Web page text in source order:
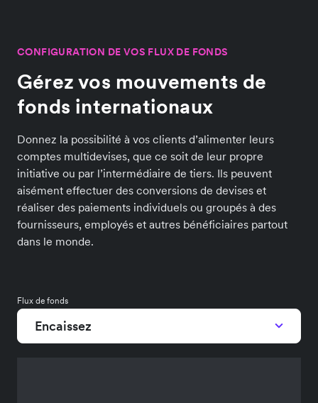
CONFIGURATION DE VOS FLUX DE FONDS
Gérez vos mouvements de
fonds internationaux
Donnez la possibilité à vos clients d’alimenter leurs
comptes multidevises, que ce soit de leur propre
initiative ou par l’intermédiaire de tiers. Ils peuvent
aisément effectuer des conversions de devises et
réaliser des paiements individuels ou groupés à des
fournisseurs, employés et autres bénéficiaires partout
dans le monde.
Flux de fonds
Encaissez